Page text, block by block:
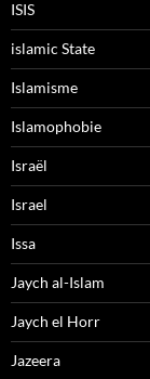
ISIS
islamic State
Islamisme
Islamophobie
Israël
Israel
Issa
Jaych al-Islam
Jaych el Horr
Jazeera